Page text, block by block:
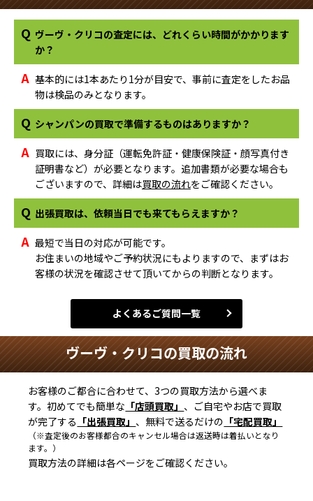
Q ヴーヴ・クリコの査定には、どれくらい時間がかかります
か？
A 基本的には1本あたり1分が目安で、事前に査定をしたお品
物は検品のみとなります。
Q シャンパンの買取で準備するものはありますか？
A 買取には、身分証（運転免許証・健康保険証・顔写真付き
証明書など）が必要となります。追加書類が必要な場合も
ございますので、詳細は買取の流れをご確認ください。
Q 出張買取は、依頼当日でも来てもらえますか？
A 最短で当日の対応が可能です。
お住まいの地域やご予約状況にもよりますので、まずはお
客様の状況を確認させて頂いてからの判断となります。
よくあるご質問一覧
ヴーヴ・クリコの買取の流れ
お客様のご都合に合わせて、3つの買取方法から選べま
す。初めてでも簡単な 「店頭買取」 、ご自宅やお店で買取
が完了する 「出張買取」 、無料で送るだけの 「宅配買取」
（※査定後のお客様都合のキャンセル場合は返送時は着払いとなり
ます。）
買取方法の詳細は各ページをご確認ください。